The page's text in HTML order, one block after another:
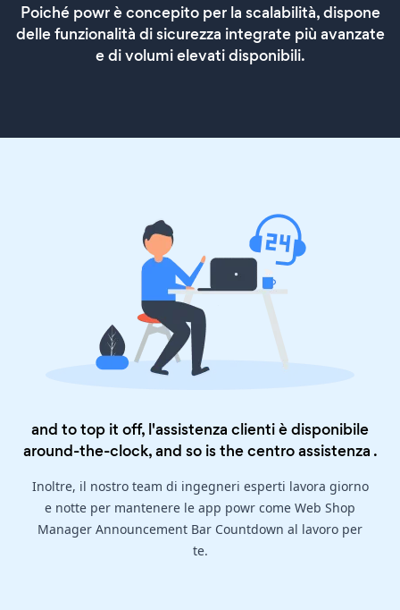
Poiché powr è concepito per la scalabilità, dispone
delle funzionalità di sicurezza integrate più avanzate
e di volumi elevati disponibili.
and to top it off, l'assistenza clienti è disponibile
around-the-clock, and so is thecentro assistenza .
Inoltre, il nostro team di ingegneri esperti lavora giorno
e notte per mantenere le app powr come Web Shop
Manager Announcement Bar Countdown al lavoro per
te.